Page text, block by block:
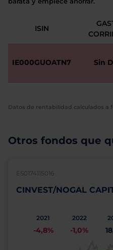
ISIN
IE000GUOATN7 Sin
Datos de rentabilidad calculados a
Otros fondos que
ES0174115016
CINVEST/NOGAL
2021
-4,8%
2022
-1,0%